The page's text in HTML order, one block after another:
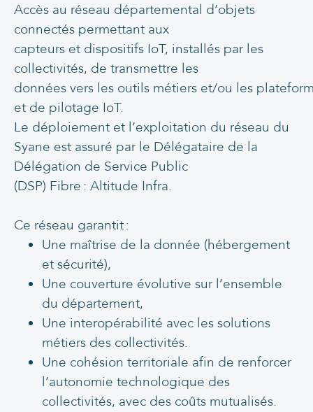
Accès au réseau départemental d’objets
connectés permettant aux
capteurs et dispositifs IoT, installés par les
collectivités, de transmettre les
données vers les outils métiers et/ou les
et de pilotage IoT.
Le déploiement et l’exploitation du réseau du
Syane est assuré par le Délégataire de la
Délégation de Service Public
(DSP) Fibre : Altitude Infra.
Ce réseau garantit :
Une maîtrise de la donnée (hébergement
et sécurité),
Une couverture évolutive sur l’ensemble
du département,
Une interopérabilité avec les solutions
métiers des collectivités.
Une cohésion territoriale afin de renforcer
l’autonomie technologique des
collectivités, avec des coûts mutualisés.